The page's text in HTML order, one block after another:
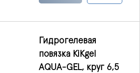
кислороду и
Гидрогелевая
повязка KiKgеl
AQUA-GEL, круг 6,5